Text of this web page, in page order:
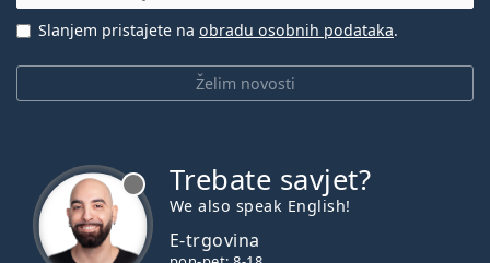
Želim novosti
Slanjem pristajete na obradu osobnih podataka.
Trebate savjet?
We also speak English!
E-trgovina